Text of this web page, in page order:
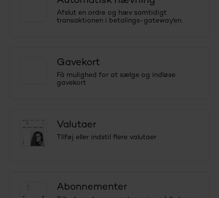
Afslut en ordre og hæv samtidigt
transaktionen i betalings-gateway'en.
Gavekort
Få mulighed for at sælge og indløse
gavekort
Valutaer
TIlføj eller indstil flere valutaer
Abonnementer